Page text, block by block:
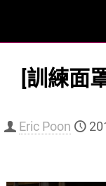
[訓練面
Eric Poon